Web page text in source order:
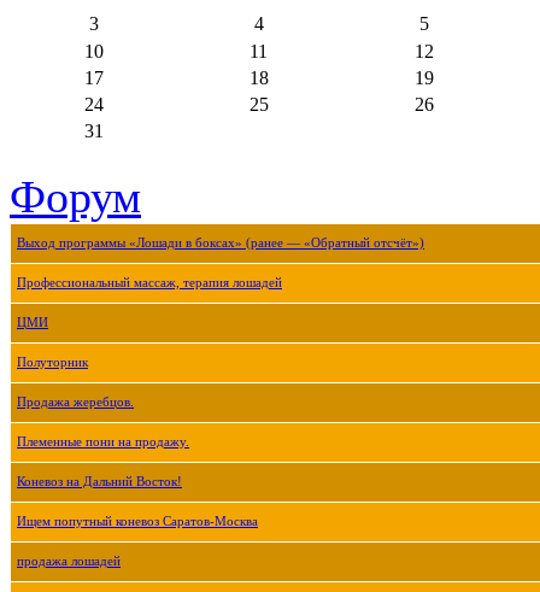
3 4
5
10
11
12
17
18
19
24
25
26
31
Форум
Выход программы «Лошади в боксах» (ранее — «Обратный отсчёт»)
Профессиональный массаж, терапия лошадей
ЦМИ
Полуторник
Продажа жеребцов.
Племенные пони на продажу.
Коневоз на Дальний Восток!
Ищем попутный коневоз Саратов-Москва
продажа лошадей